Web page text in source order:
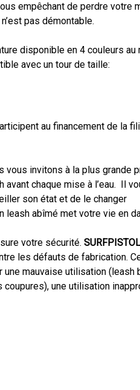
Votre
empêchant de perdre votre
pas démontable.
disponible en 4 couleurs au
avec un tour de taille:
au financement de la
vous invitons à la plus grande
avant chaque mise à l’eau. Il
son état et de le changer
leash abîmé met votre vie en
votre sécurité.
les défauts de fabrication.
mauvaise utilisation (leash
une utilisation